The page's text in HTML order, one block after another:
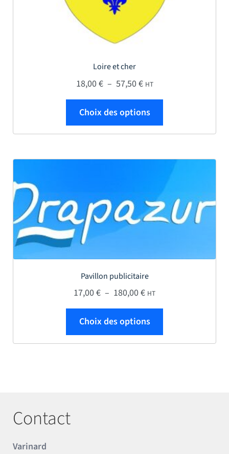
Loire et cher
18,00€ – 57,50€Plage de prix : 18,00 €
HT
Choix des options
Pavillon publicitaire
17,00€ – 180,00€Plage de prix : 17,00
HT
Choix des options
Contact
Varinard